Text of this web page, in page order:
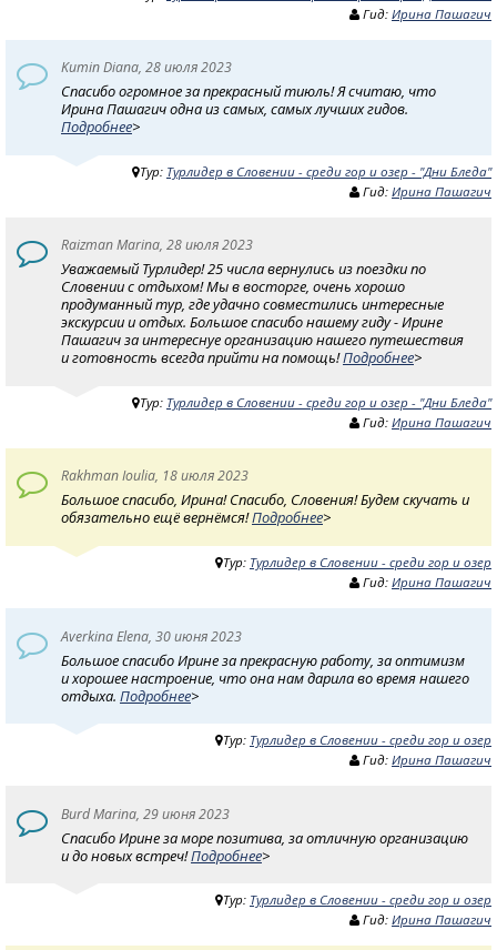
Гид: Ирина Пашагич
Kumin Diana, 28 июля 2023
Спасибо огромное за прекрасный тиюль! Я считаю, что
Ирина Пашагич одна из самых, самых лучших гидов.
Подробнее>
Тур: Турлидер в Словении - среди гор и озер - "Дни Бледа"
Гид: Ирина Пашагич
Raizman Marina, 28 июля 2023
Уважаемый Турлидер! 25 числа вернулись из поездки по
Словении с отдыхом! Мы в восторге, очень хорошо
продуманный тур, где удачно совместились интересные
экскурсии и отдых. Большое спасибо нашему гиду - Ирине
Пашагич за интереснуе организацию нашего путешествия
и готовность всегда прийти на помощь!Подробнее>
Тур: Турлидер в Словении - среди гор и озер - "Дни Бледа"
Гид: Ирина Пашагич
Rakhman Ioulia, 18 июля 2023
Большое спасибо, Ирина! Спасибо, Словения! Будем скучать и
обязательно ещё вернёмся!Подробнее>
Тур: Турлидер в Словении - среди гор и озер
Гид: Ирина Пашагич
Averkina Elena, 30 июня 2023
Большое спасибо Ирине за прекрасную работу, за оптимизм
и хорошее настроение, что она нам дарила во время нашего
отдыха. Подробнее>
Тур: Турлидер в Словении - среди гор и озер
Гид: Ирина Пашагич
Burd Marina, 29 июня 2023
Спасибо Ирине за море позитива, за отличную организацию
и до новых встреч!Подробнее>
Тур: Турлидер в Словении - среди гор и озер
Гид: Ирина Пашагич